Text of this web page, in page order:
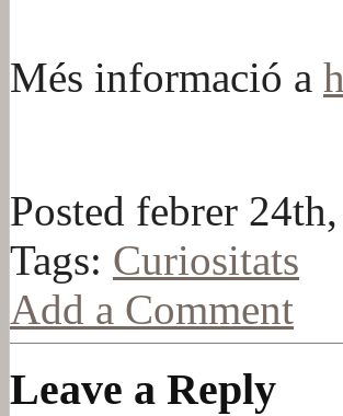
Més informació a
Posted febrer
Tags: Curiositats
Add a Comment
Leave a Reply